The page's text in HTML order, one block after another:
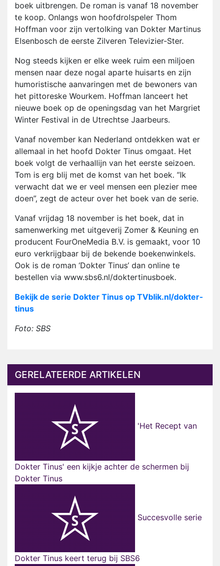
boek uitbrengen. De roman is vanaf 18 november
te koop. Onlangs won hoofdrolspeler Thom
Hoffman voor zijn vertolking van Dokter Martinus
Elsenbosch de eerste Zilveren Televizier-Ster.
Nog steeds kijken er elke week ruim een miljoen
mensen naar deze nogal aparte huisarts en zijn
humoristische aanvaringen met de bewoners van
het pittoreske Wourkem. Hoffman lanceert het
nieuwe boek op de openingsdag van het Margriet
Winter Festival in de Utrechtse Jaarbeurs.
Vanaf november kan Nederland ontdekken wat er
allemaal in het hoofd Dokter Tinus omgaat. Het
boek volgt de verhaallijn van het eerste seizoen.
Tom is erg blij met de komst van het boek. “Ik
verwacht dat we er veel mensen een plezier mee
doen”, zegt de acteur over het boek van de serie.
Vanaf vrijdag 18 november is het boek, dat in
samenwerking met uitgeverij Zomer & Keuning en
producent FourOneMedia B.V. is gemaakt, voor 10
euro verkrijgbaar bij de bekende boekenwinkels.
Ook is de roman ‘Dokter Tinus’ dan online te
bestellen via www.sbs6.nl/doktertinusboek.
Bekijk de serie Dokter Tinus op TVblik.nl/dokter-
tinus
Foto: SBS
GERELATEERDE ARTIKELEN
'Het Recept van
Dokter Tinus' een kijkje achter de schermen bij
Dokter Tinus
Succesvolle serie
Dokter Tinus keert terug bij SBS6